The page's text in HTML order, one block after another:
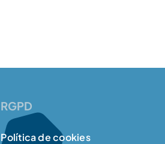
RGPD
Política de cookies